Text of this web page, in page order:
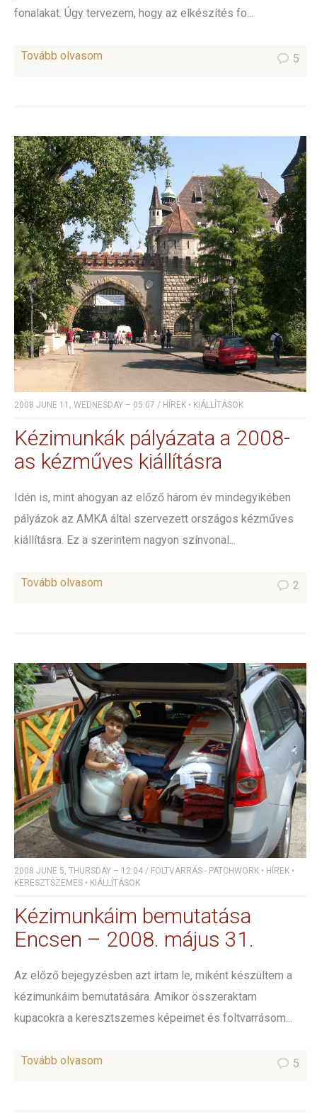
fonalakat. Úgy tervezem, hogy az elkészítés fo...
Tovább olvasom 5
2008 JUNE 11, WEDNESDAY – 05:07 / HÍREK • KIÁLLÍTÁSOK
Kézimunkák pályázata a 2008-
as kézműves kiállításra
Idén is, mint ahogyan az előző három év mindegyikében
pályázok az AMKA által szervezett országos kézműves
kiállításra. Ez a szerintem nagyon színvonal...
Tovább olvasom 2
2008 JUNE 5, THURSDAY – 12:04 / FOLTVARRÁS - PATCHWORK • HÍREK •
KERESZTSZEMES • KIÁLLÍTÁSOK
Kézimunkáim bemutatása
Encsen – 2008. május 31.
Az előző bejegyzésben azt írtam le, miként készültem a
kézimunkáim bemutatására. Amikor összeraktam
kupacokra a keresztszemes képeimet és foltvarrásom...
Tovább olvasom 5